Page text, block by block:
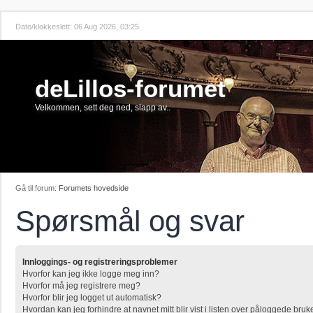
Dato/klokkeslett: 06 Aug 2026, 03:25
deLillos-forumet
Velkommen, sett deg ned, slapp av..
Gå til forum: Forumets hovedside
Spørsmål og svar
Innloggings- og registreringsproblemer
Hvorfor kan jeg ikke logge meg inn?
Hvorfor må jeg registrere meg?
Hvorfor blir jeg logget ut automatisk?
Hvordan kan jeg forhindre at navnet mitt blir vist i listen over påloggede